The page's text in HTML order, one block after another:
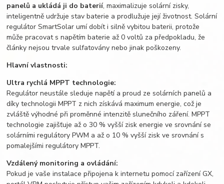
panelů a ukládá ji do baterií, maximalizuje solární zisky,
inteligentně udržuje stav baterie a prodlužuje její životnost. Solární
regulátor SmartSolar umí dobít i silně vybitou baterii, protože
může pracovat s napětím baterie až 0 voltů za předpokladu, že
články nejsou trvale sulfatovány nebo jinak poškozeny.
Hlavní vlastnosti:
Ultra rychlá MPPT technologie:
Regulátor neustále sleduje napětí a proud ze solárních panelů a
díky technologii MPPT z nich získává maximum energie, což je
zvláště výhodné při proměnné intenzitě slunečního záření. MPPT
technologie zajišťuje až o 30 % vyšší zisk energie ve srovnání se
solárními regulátory PWM a až o 10 % vyšší zisk ve srovnání s
pomalejšími regulátory MPPT.
Vzdálený monitoring a ovládání:
Pokud je vaše instalace připojena k internetu pomocí zařízení GX,